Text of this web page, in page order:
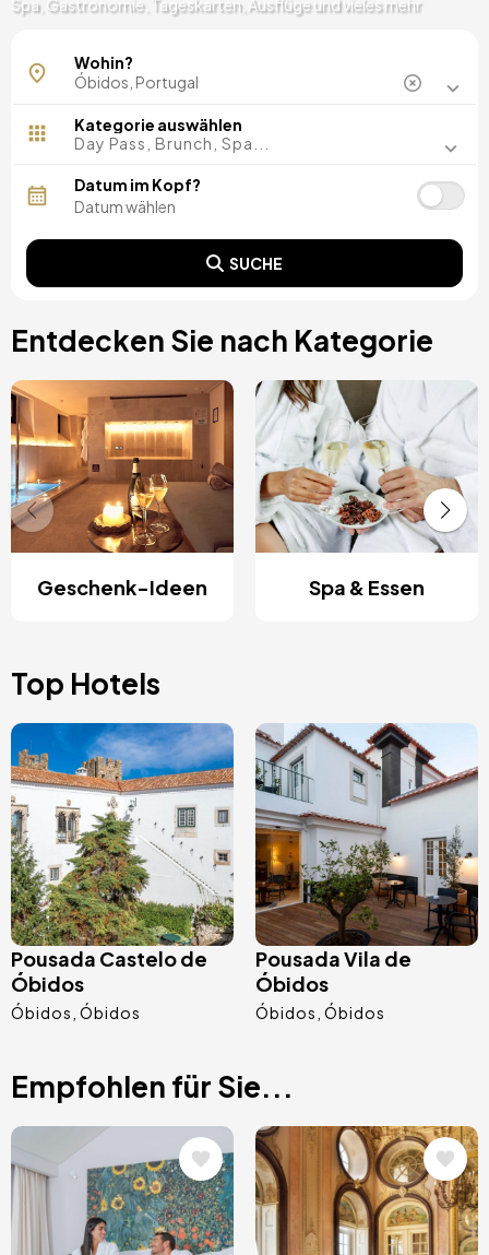
Spa, Gastronomie, Tageskarten, Ausflüge und vieles mehr
ÓbidosWohin?
Kategorie auswählen
Day Pass, Brunch, Spa...
Datum im Kopf?
SUCHE
Entdecken Sie nach Kategorie
Geschenk-Ideen Spa & Essen
Top Hotels
Bild
Pousada Castelo de
Óbidos
Óbidos Óbidos
Bild
Pousada Vila de
Óbidos
Óbidos Óbidos
Empfohlen für Sie...
Bild
Bild